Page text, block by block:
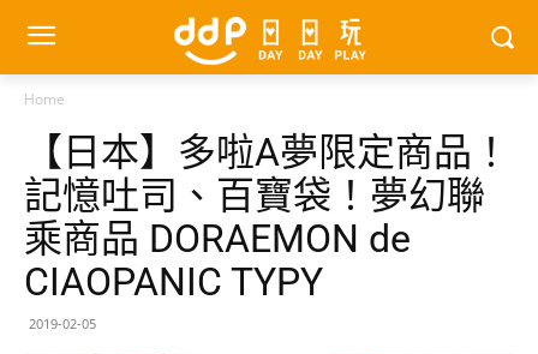
Home
【日本】多啦A夢限定商品！
記憶吐司、百寶袋！夢幻聯
乘商品 DORAEMON de
CIAOPANIC TYPY
2019-02-05